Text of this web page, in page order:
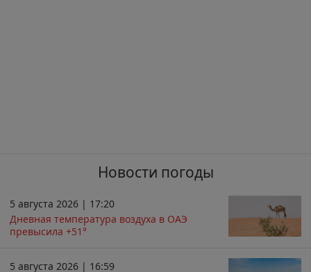
Новости погоды
5 августа 2026 | 17:20
Дневная температура воздуха в ОАЭ
превысила +51°
5 августа 2026 | 16:59